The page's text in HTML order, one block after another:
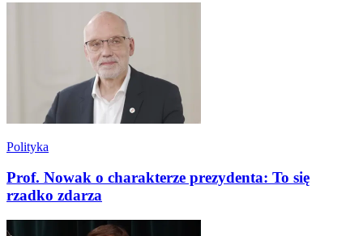
Polityka
Prof. Nowak o charakterze prezydenta: To się
rzadko zdarza